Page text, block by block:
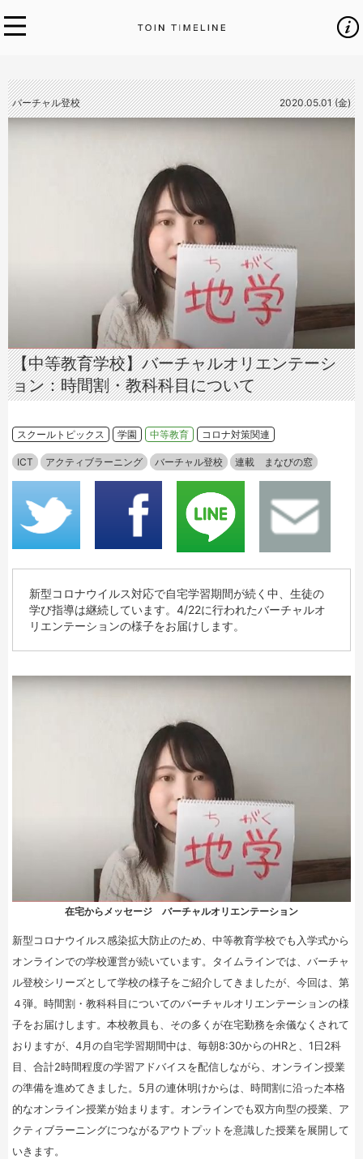
バーチャル登校 2020.05.01 (金)
【中等教育学校】バーチャルオリエンテーシ
ョン：時間割・教科科目について
スクールトピックス 学園 中等教育 コロナ対策関連
ICT アクティブラーニング バーチャル登校 連載 まなびの窓
新型コロナウイルス対応で自宅学習期間が続く中、生徒の
学び指導は継続しています。4/22に行われたバーチャルオ
リエンテーションの様子をお届けします。
在宅からメッセージ バーチャルオリエンテーション
新型コロナウイルス感染拡大防止のため、中等教育学校でも入学式から
オンラインでの学校運営が続いています。タイムラインでは、バーチャ
ル登校シリーズとして学校の様子をご紹介してきましたが、今回は、第
４弾。時間割・教科科目についてのバーチャルオリエンテーションの様
子をお届けします。本校教員も、その多くが在宅勤務を余儀なくされて
おりますが、4月の自宅学習期間中は、毎朝8:30からのHRと、1日2科
目、合計2時間程度の学習アドバイスを配信しながら、オンライン授業
の準備を進めてきました。5月の連休明けからは、時間割に沿った本格
的なオンライン授業が始まります。オンラインでも双方向型の授業、ア
クティブラーニングにつながるアウトプットを意識した授業を展開して
いきます。